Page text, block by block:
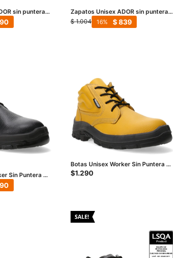
sin puntera -
Zapatos Unisex ADOR sin puntera -
Amarillo
$ 1.004 $839
16
Sin Puntera -
Botas Unisex Worker Sin Puntera -
Amarillo
$1.290